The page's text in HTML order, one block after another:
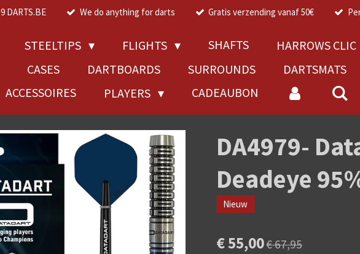
9 DARTS.BE We do anything for darts Gratis verzending vanaf 50€
STEELTIPS FLIGHTS SHAFTS HARROWS CLIC
CASES DARTBOARDS SURROUNDS DARTSMATS
ACCESSOIRES PLAYERS CADEAUBON
DA4979-
Deadeye
Nieuw
€ 55,00€ 67,95